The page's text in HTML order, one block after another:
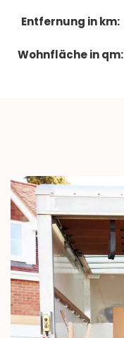
Entfernung in km:
Wohnfläche in qm: